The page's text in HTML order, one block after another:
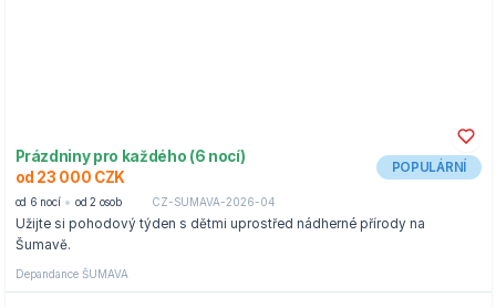
Prázdniny pro každého (6 nocí)
od 23 000 CZK
POPULÁRNÍ
od 6 nocí od 2 osob CZ-SUMAVA-2026-04
Užijte si pohodový týden s dětmi uprostřed nádherné přírody na
Šumavě.
Depandance ŠUMAVA